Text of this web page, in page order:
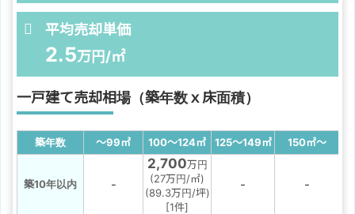
平均売却単価
2.5万円/㎡
一戸建て売却相場（築年数ｘ床面積）
築年数 ～99㎡ 100～124㎡ 125～149㎡ 150㎡～
築10年以内 -
2,700万円
(27万円/㎡)
(89.3万円/坪)
[1件]
- -